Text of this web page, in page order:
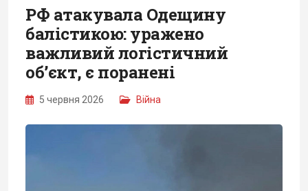
РФ атакувала Одещину
балістикою: уражено
важливий логістичний
об’єкт, є поранені
5 червня 2026 Війна